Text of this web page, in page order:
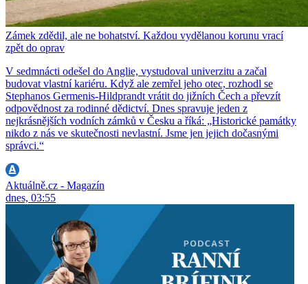
Zámek zdědil, ale ne bohatství. Každou vydělanou korunu vrací
zpět do oprav
V sedmnácti odešel do Anglie, vystudoval univerzitu a začal
budovat vlastní kariéru. Když ale zemřel jeho otec, rozhodl se
Stephanos Germenis-Hildprandt vrátit do jižních Čech a převzít
odpovědnost za rodinné dědictví. Dnes spravuje jeden z
nejkrásnějších vodních zámků v Česku a říká: „Historické památky
nikdo z nás ve skutečnosti nevlastní. Jsme jen jejich dočasnými
správci.“
Aktuálně.cz - Magazín
dnes, 03:55